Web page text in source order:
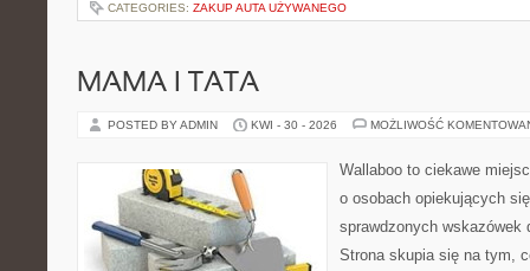
CATEGORIES: ZAKUP AUTA UŻYWANEGO
MAMA I TATA
POSTED BY ADMIN KWI - 30 - 2026 MOŻLIWOŚĆ
Wallaboo to ciekawe
o osobach opiekujących
sprawdzonych wskazówek
Strona skupia się na tym,